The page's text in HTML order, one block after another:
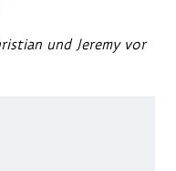
und Jeremy vor